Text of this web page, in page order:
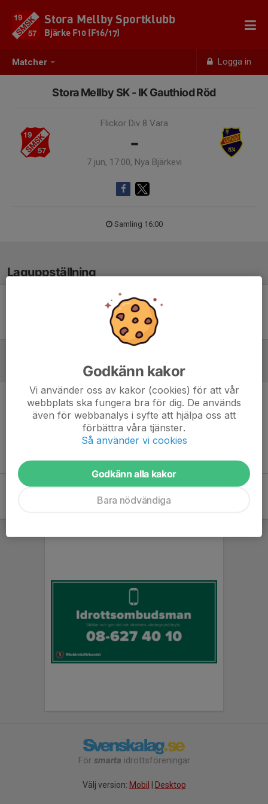
Matcher Logga in
Stora Mellby Sportklubb
Bjärke F10 (F16/17)
Stora Mellby SK - IK Gauthiod Röd
Flickor Div 8 Vara
-
7 jun, 17:00, Nya Bjärkevi
Samling 16:00
Laguppställning
Ingen uppställning ifylld
Inget referat skrivet
För smarta idrottsföreningar
Välj version: Mobil Desktop
Godkänn kakor
Vi använder oss av kakor (cookies) för att vår
webbplats ska fungera bra för dig. De används
även för webbanalys i syfte att hjälpa oss att
förbättra våra tjänster.
Så använder vi cookies
Godkänn alla kakor
Bara nödvändiga